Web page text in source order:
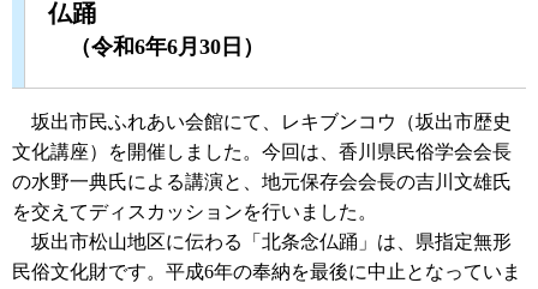
仏踊
（令和6年6月30日）
坂出市民ふれあい会館にて、レキブンコウ（坂出市歴史
文化講座）を開催しました。今回は、香川県民俗学会会長
の水野一典氏による講演と、地元保存会会長の吉川文雄氏
を交えてディスカッションを行いました。
坂出市松山地区に伝わる「北条念仏踊」は、県指定無形
民俗文化財です。平成6年の奉納を最後に中止となっていま